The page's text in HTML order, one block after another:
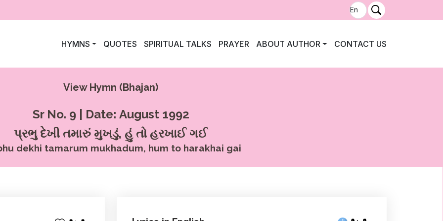
HYMNS QUOTES SPIRITUAL TALKS PRAYER ABOUT AUTHOR CONTACT US
View Hymn (Bhajan)
Sr No. 9 | Date: August 1992
પ્રભુ દેખી તમારું મુખડું, હું તો હરખાઈ ગઈ
dekhi tamarum mukhadum, hum to harakhai gai